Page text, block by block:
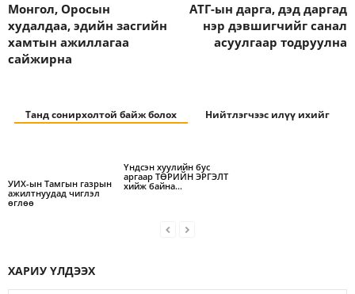
Монгол, Оросын
худалдаа, эдийн засгийн
хамтын ажиллагаа
сайжирна
АТГ-ын дарга, дэд даргад
нэр дэвшигчийг санал
асуулгаар тодруулна
Танд сонирхолтой байж болох Нийтлэгчээс илүү ихийг
УИХ-ын Тамгын газрын
ажилтнуудад чиглэл
өглөө
Үндсэн хуулийн бус
аргаар ТӨРИЙН ЭРГЭЛТ
хийж байна…
ХАРИУ ҮЛДЭЭХ